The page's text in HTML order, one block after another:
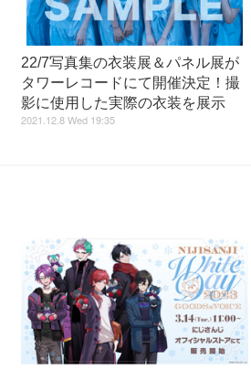
22/7写真集の衣装展＆パネル展が
タワーレコードにて開催決定！撮
影に使用した実際の衣装を展示
2021.12.8 Wed 19:35